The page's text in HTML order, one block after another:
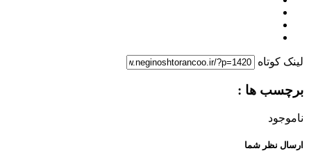
لینک کوتاه
برچسب ها :
ناموجود
ارسال نظر شما